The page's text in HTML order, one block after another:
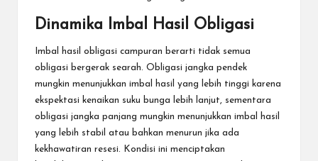
Dinamika Imbal Hasil Obligasi
Imbal hasil obligasi campuran berarti tidak semua
obligasi bergerak searah. Obligasi jangka pendek
mungkin menunjukkan imbal hasil yang lebih tinggi karena
ekspektasi kenaikan suku bunga lebih lanjut, sementara
obligasi jangka panjang mungkin menunjukkan imbal hasil
yang lebih stabil atau bahkan menurun jika ada
kekhawatiran resesi. Kondisi ini menciptakan